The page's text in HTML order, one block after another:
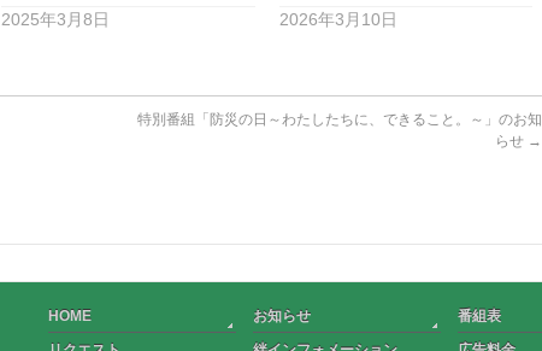
2025年3月8日
2026年3月10日
特別番組「防災の日～わたしたちに、できること。～」のお知
らせ →
HOME お知らせ 番組表